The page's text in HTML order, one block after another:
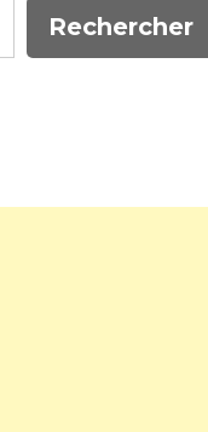
Rechercher